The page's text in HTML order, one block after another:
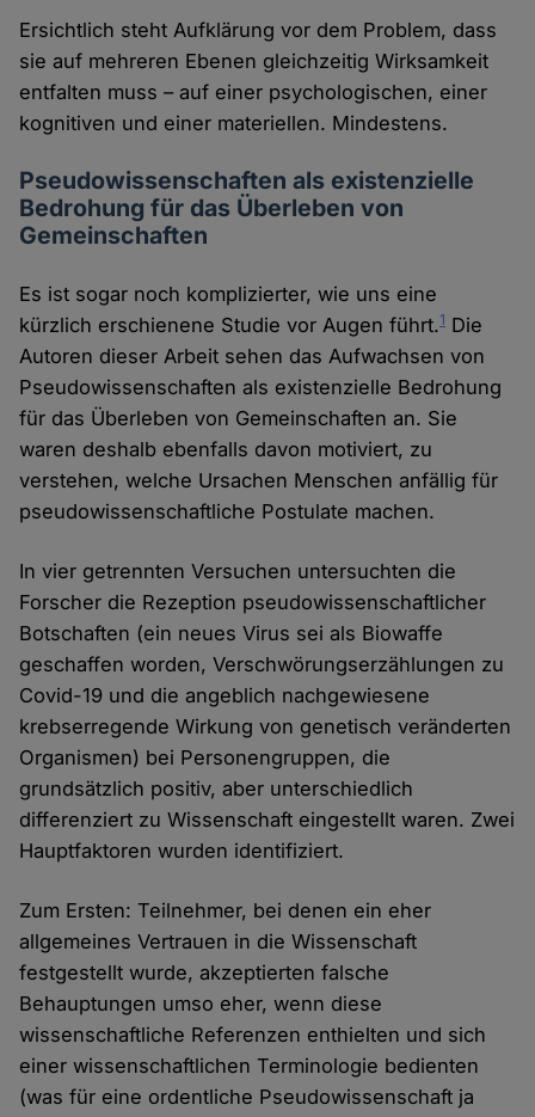
Ersichtlich steht Aufklärung vor dem Problem, dass
sie auf mehreren Ebenen gleichzeitig Wirksamkeit
entfalten muss – auf einer psychologischen, einer
kognitiven und einer materiellen. Mindestens.
Pseudowissenschaften als existenzielle
Bedrohung für das Überleben von
Gemeinschaften
Es ist sogar noch komplizierter, wie uns eine
kürzlich erschienene Studie vor Augen führt.1 Die
Autoren dieser Arbeit sehen das Aufwachsen von
Pseudowissenschaften als existenzielle Bedrohung
für das Überleben von Gemeinschaften an. Sie
waren deshalb ebenfalls davon motiviert, zu
verstehen, welche Ursachen Menschen anfällig für
pseudowissenschaftliche Postulate machen.
In vier getrennten Versuchen untersuchten die
Forscher die Rezeption pseudowissenschaftlicher
Botschaften (ein neues Virus sei als Biowaffe
geschaffen worden, Verschwörungserzählungen zu
Covid-19 und die angeblich nachgewiesene
krebserregende Wirkung von genetisch veränderten
Organismen) bei Personengruppen, die
grundsätzlich positiv, aber unterschiedlich
differenziert zu Wissenschaft eingestellt waren. Zwei
Hauptfaktoren wurden identifiziert.
Zum Ersten: Teilnehmer, bei denen ein eher
allgemeines Vertrauen in die Wissenschaft
festgestellt wurde, akzeptierten falsche
Behauptungen umso eher, wenn diese
wissenschaftliche Referenzen enthielten und sich
einer wissenschaftlichen Terminologie bedienten
(was für eine ordentliche Pseudowissenschaft ja